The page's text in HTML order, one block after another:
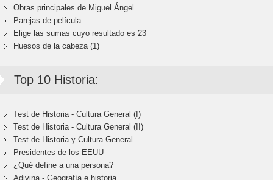
Obras principales de Miguel Ángel
Parejas de película
Elige las sumas cuyo resultado es 23
Huesos de la cabeza (1)
Top 10 Historia:
Test de Historia - Cultura General (I)
Test de Historia - Cultura General (II)
Test de Historia y Cultura General
Presidentes de los EEUU
¿Qué define a una persona?
Adivina - Geografía e historia